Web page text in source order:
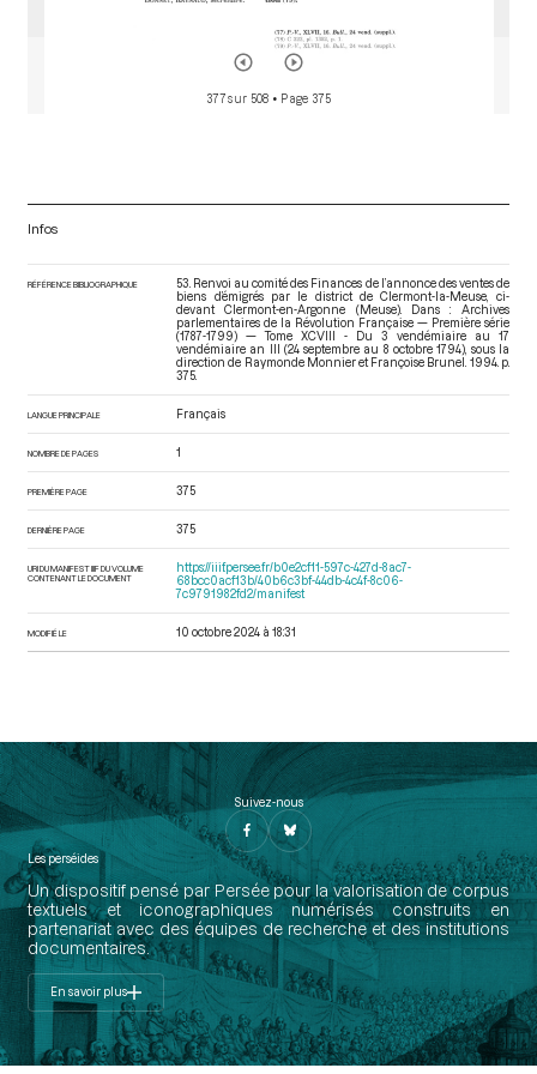
377 sur 508 • Page 375
Infos
RÉFÉRENCE BIBLIOGRAPHIQUE
53. Renvoi au comité des Finances de l’annonce des ventes de
biens d’émigrés par le district de Clermont-la-Meuse, ci-
devant Clermont-en-Argonne (Meuse). Dans : Archives
parlementaires de la Révolution Française — Première série
(1787-1799) — Tome XCVIII - Du 3 vendémiaire au 17
vendémiaire an III (24 septembre au 8 octobre 1794) , sous la
direction de Raymonde Monnier et Françoise Brunel. 1994. p.
375.
LANGUE PRINCIPALE Français
NOMBRE DE PAGES 1
PREMIÈRE PAGE 375
DERNIÈRE PAGE 375
URI DU MANIFEST IIIF DU VOLUME
CONTENANT LE DOCUMENT
https://iiif.persee.fr/b0e2cf11-597c-427d-8ac7-
68bcc0acf13b/40b6c3bf-44db-4c4f-8c06-
7c9791982fd2/manifest
MODIFIÉ LE 10 octobre 2024 à 18:31
Suivez-nous
Les perséides
Un dispositif pensé par Persée pour la valorisation de corpus
textuels et iconographiques numérisés construits en
partenariat avec des équipes de recherche et des institutions
documentaires.
En savoir plus